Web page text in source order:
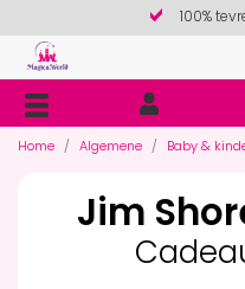
100%
Home Algemene Baby &
Jim